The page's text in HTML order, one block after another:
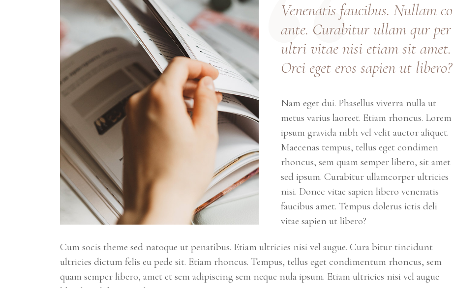
Venenatis faucibus. Nullam co
ante. Curabitur ullam qur per
ultri vitae nisi etiam sit amet.
Orci eget eros sapien ut libero?
Nam eget dui. Phasellus viverra nulla ut
metus varius laoreet. Etiam rhoncus. Lorem
ipsum gravida nibh vel velit auctor aliquet.
Maecenas tempus, tellus eget condimen
rhoncus, sem quam semper libero, sit amet
sed ipsum. Curabitur ullamcorper ultricies
nisi. Donec vitae sapien libero venenatis
faucibus amet. Tempus dolerus ictis deli
vitae sapien ut libero?
Cum socis theme sed natoque ut penatibus. Etiam ultricies nisi vel augue. Cura bitur tincidunt
ultricies dictum felis eu pede sit. Etiam rhoncus. Tempus, tellus eget condimentum rhoncus, sem
quam semper libero, amet et sem adipiscing sem neque nula ipsum. Etiam ultricies nisi vel augue